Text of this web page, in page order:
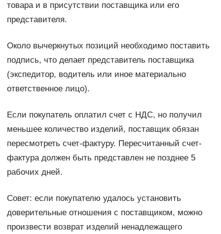
товара и в присутствии поставщика или его
представителя.
Около вычеркнутых позиций необходимо поставить
подпись, что делает представитель поставщика
(экспедитор, водитель или иное материально
ответственное лицо).
Если покупатель оплатил счет с НДС, но получил
меньшее количество изделий, поставщик обязан
пересмотреть счет-фактуру. Пересчитанный счет-
фактура должен быть представлен не позднее 5
рабочих дней.
Совет: если покупателю удалось установить
доверительные отношения с поставщиком, можно
произвести возврат изделий ненадлежащего